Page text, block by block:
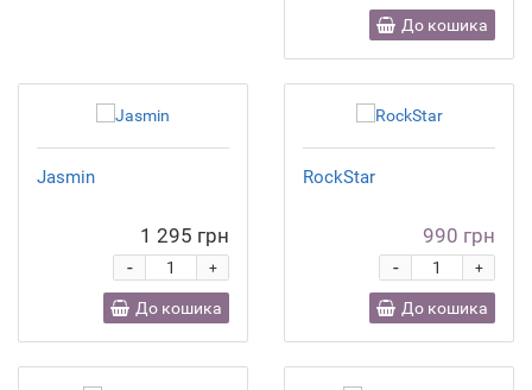
До кошика
Jasmin
1 295 грн
+
-
До кошика
RockStar
990 грн
+
-
До кошика